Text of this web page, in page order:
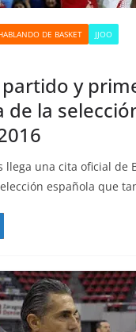
DE BASKET JJOO
y
de la
llega una cita oficial de
española que